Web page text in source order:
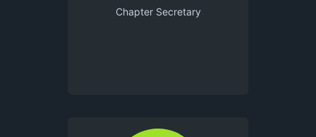
Chapter Secretary